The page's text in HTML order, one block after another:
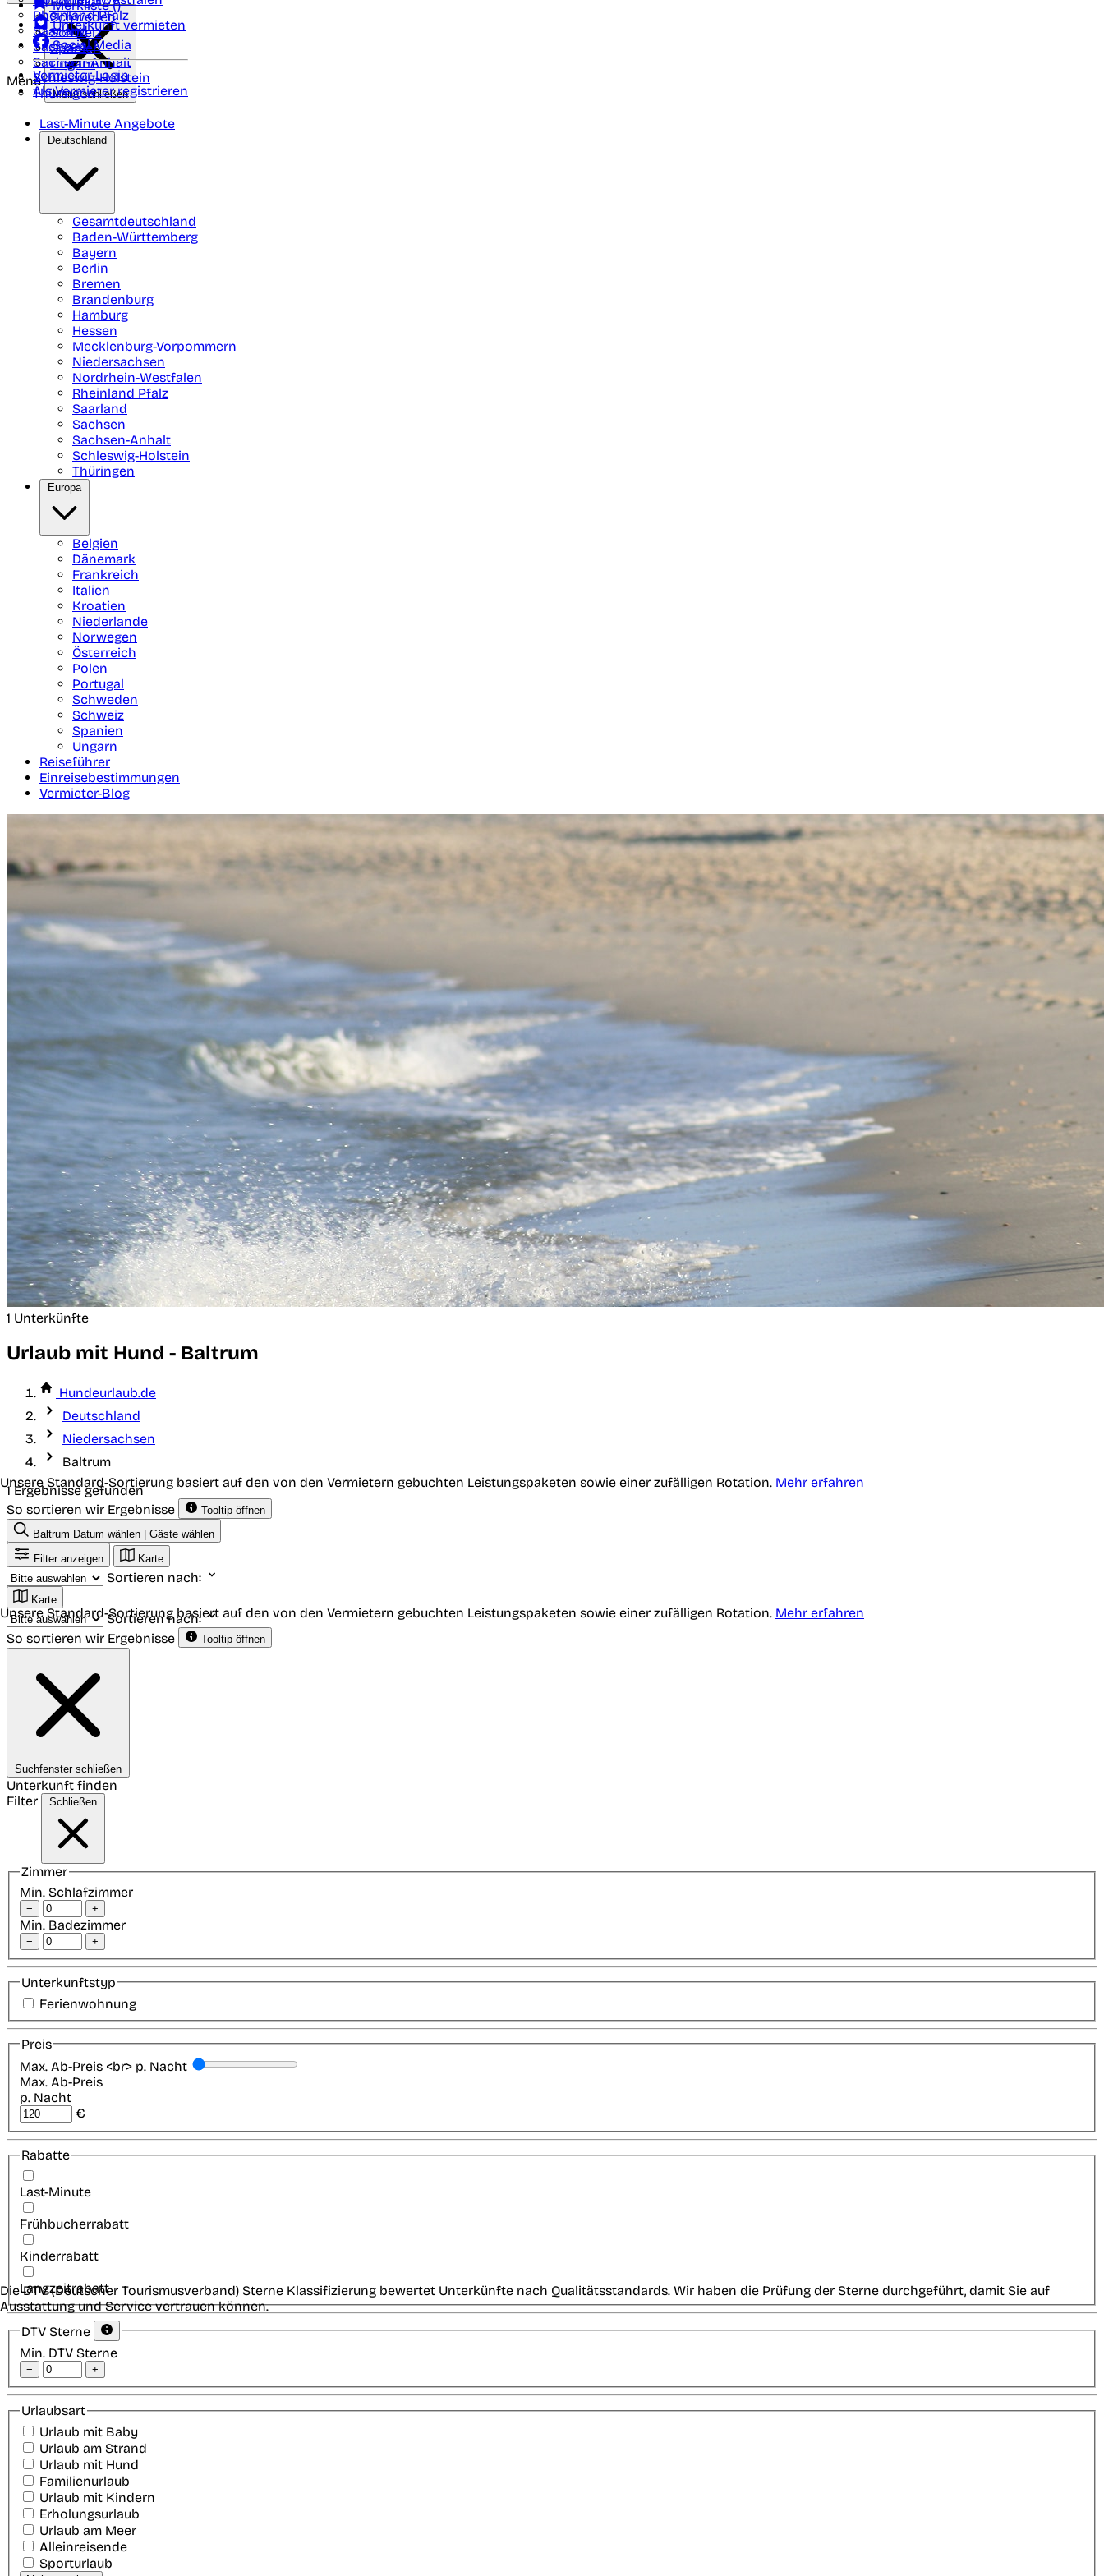
Rheinland Pfalz
Saarland
Sachsen
Sachsen-Anhalt
Schleswig-Holstein
Thüringen
Schweden
Schweiz
Spanien
Ungarn
Merkliste ()
Unterkunft vermieten
Social Media
Vermieter-Login
Als Vermieter registrieren
Menü
Menü schließen
Last-Minute Angebote
Deutschland
Gesamtdeutschland
Baden-Württemberg
Bayern
Berlin
Bremen
Brandenburg
Hamburg
Hessen
Mecklenburg-Vorpommern
Niedersachsen
Nordrhein-Westfalen
Rheinland Pfalz
Saarland
Sachsen
Sachsen-Anhalt
Schleswig-Holstein
Thüringen
Europa
Belgien
Dänemark
Frankreich
Italien
Kroatien
Niederlande
Norwegen
Österreich
Polen
Portugal
Schweden
Schweiz
Spanien
Ungarn
Reiseführer
Einreisebestimmungen
Vermieter-Blog
1 Unterkünfte
Urlaub mit Hund - Baltrum
Hundeurlaub.de
Deutschland
Niedersachsen
Baltrum
1 Ergebnisse gefunden
So sortieren wir Ergebnisse
Tooltip öffnen
Unsere Standard-Sortierung basiert auf den von den Vermietern gebuchten Leistungspaketen sowie einer zufälligen Rotation. Mehr erfahren
Baltrum Datum wählen | Gäste wählen
Filter anzeigen
Karte
Sortieren nach:
Karte
Sortieren nach:
So sortieren wir Ergebnisse
Tooltip öffnen
Unsere Standard-Sortierung basiert auf den von den Vermietern gebuchten Leistungspaketen sowie einer zufälligen Rotation. Mehr erfahren
Suchfenster schließen
Unterkunft finden
Filter
Schließen
Zimmer
Min. Schlafzimmer
− +
Min. Badezimmer
− +
Unterkunftstyp
Ferienwohnung
Preis
Max. Ab-Preis <br> p. Nacht
Max. Ab-Preis
p. Nacht
€
Rabatte
Last-Minute
Frühbucherrabatt
Kinderrabatt
Langzeitrabatt
DTV Sterne
Min. DTV Sterne
− +
Die DTV (Deutscher Tourismusverband) Sterne Klassifizierung bewertet Unterkünfte nach Qualitätsstandards. Wir haben die Prüfung der Sterne durchgeführt, damit Sie auf
Ausstattung und Service vertrauen können.
Urlaubsart
Urlaub mit Baby
Urlaub am Strand
Urlaub mit Hund
Familienurlaub
Urlaub mit Kindern
Erholungsurlaub
Urlaub am Meer
Alleinreisende
Sporturlaub